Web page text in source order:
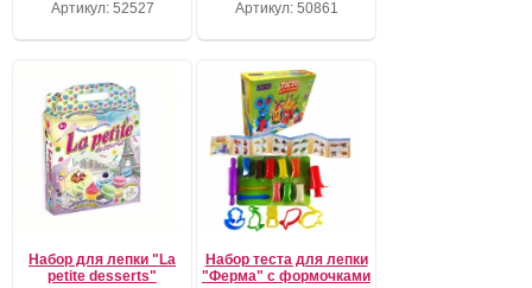
Артикул: 52527 Артикул: 50861
Набор для лепки "La
petite desserts"
Набор теста для лепки
"Ферма" с формочками